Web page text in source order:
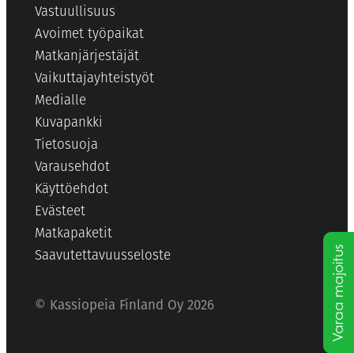
Varaa majoitus
Vastuullisuus
Avoimet työpaikat
Matkanjärjestäjät
Vaikuttajayhteistyöt
Medialle
Kuvapankki
Tietosuoja
Varausehdot
Käyttöehdot
Evästeet
Matkapaketit
Saavutettavuusseloste
© Kassiopeia Finland Oy 2026